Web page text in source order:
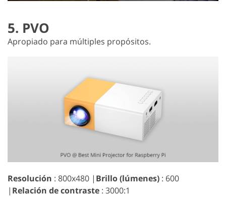
5. PVO
Apropiado para múltiples propósitos.
Resolución : 800x480 | Brillo (lúmenes) : 600
| Relación de contraste : 3000:1